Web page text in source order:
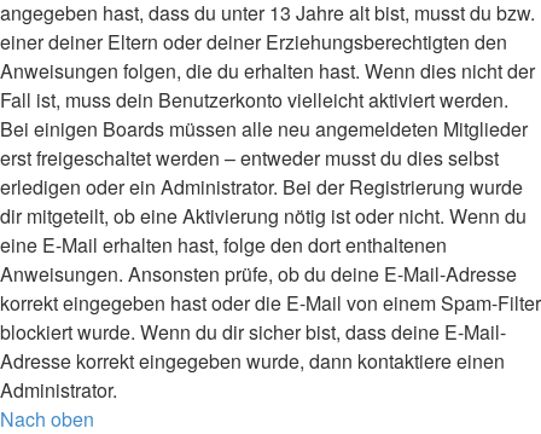
angegeben hast, dass du unter 13 Jahre alt bist, musst du bzw.
einer deiner Eltern oder deiner Erziehungsberechtigten den
Anweisungen folgen, die du erhalten hast. Wenn dies nicht der
Fall ist, muss dein Benutzerkonto vielleicht aktiviert werden.
Bei einigen Boards müssen alle neu angemeldeten Mitglieder
erst freigeschaltet werden – entweder musst du dies selbst
erledigen oder ein Administrator. Bei der Registrierung wurde
dir mitgeteilt, ob eine Aktivierung nötig ist oder nicht. Wenn du
eine E-Mail erhalten hast, folge den dort enthaltenen
Anweisungen. Ansonsten prüfe, ob du deine E-Mail-Adresse
korrekt eingegeben hast oder die E-Mail von einem Spam-Filter
blockiert wurde. Wenn du dir sicher bist, dass deine E-Mail-
Adresse korrekt eingegeben wurde, dann kontaktiere einen
Administrator.
Nach oben